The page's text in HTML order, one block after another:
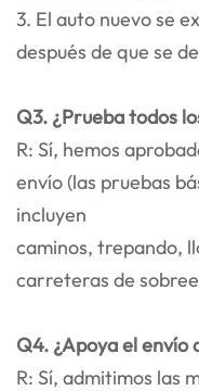
3. El auto nuevo se
después de que se
Q3. ¿Prueba todos
R: Sí, hemos
envío (las pruebas
incluyen
caminos, trepando,
carreteras de
Q4. ¿Apoya el envío
R: Sí, admitimos las